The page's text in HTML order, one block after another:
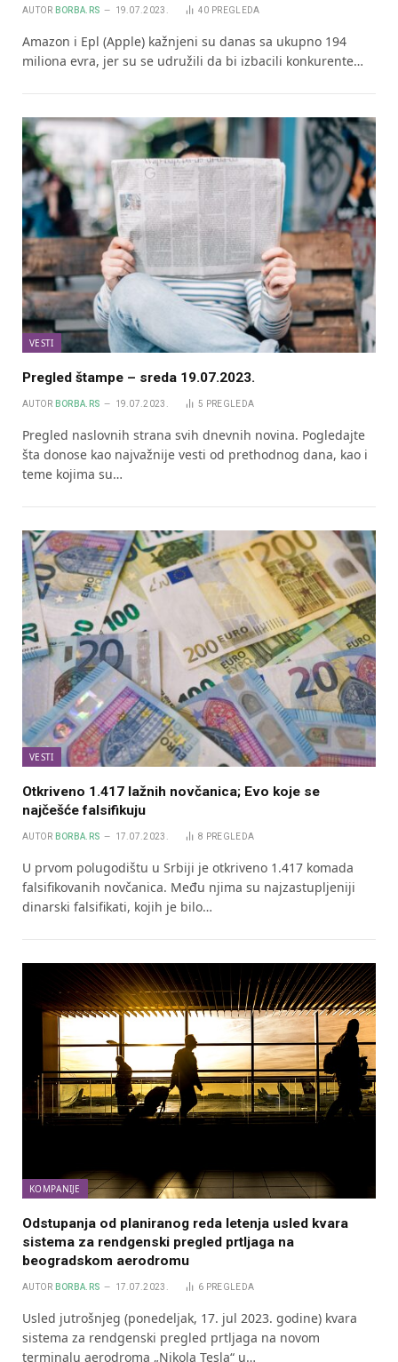
AUTOR BORBA.RS 19.07.2023. 40 PREGLEDA
Amazon i Epl (Apple) kažnjeni su danas sa ukupno 194
miliona evra, jer su se udružili da bi izbacili konkurente…
VESTI
Pregled štampe – sreda 19.07.2023.
AUTOR BORBA.RS 19.07.2023. 5 PREGLEDA
Pregled naslovnih strana svih dnevnih novina. Pogledajte
šta donose kao najvažnije vesti od prethodnog dana, kao i
teme kojima su…
VESTI
Otkriveno 1.417 lažnih novčanica; Evo koje se
najčešće falsifikuju
AUTOR BORBA.RS 17.07.2023. 8 PREGLEDA
U prvom polugodištu u Srbiji je otkriveno 1.417 komada
falsifikovanih novčanica. Među njima su najzastupljeniji
dinarski falsifikati, kojih je bilo…
KOMPANIJE
Odstupanja od planiranog reda letenja usled kvara
sistema za rendgenski pregled prtljaga na
beogradskom aerodromu
AUTOR BORBA.RS 17.07.2023. 6 PREGLEDA
Usled jutrošnjeg (ponedeljak, 17. jul 2023. godine) kvara
sistema za rendgenski pregled prtljaga na novom
terminalu aerodroma „Nikola Tesla“ u…